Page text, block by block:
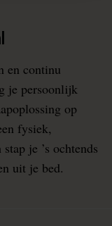
en continu
je persoonlijk
op
fysiek,
je ’s ochtends
uit je bed.